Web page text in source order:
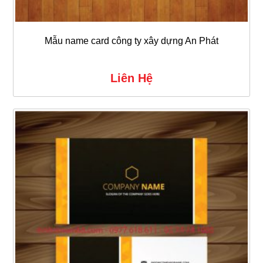
Mẫu name card công ty xây dựng An Phát
Liên Hệ